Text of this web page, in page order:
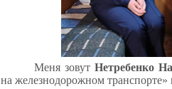
Меня зовут Нетребенко
на железнодорожном транспорте»